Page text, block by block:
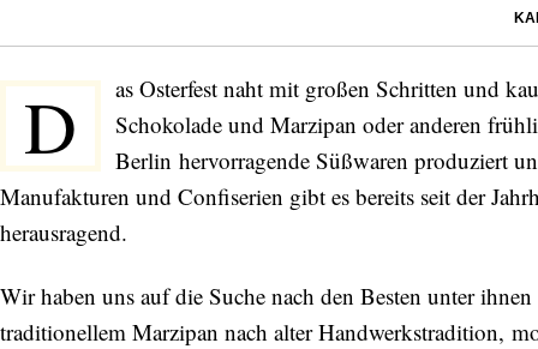
D
as Osterfest naht mit großen Schritten und
Schokolade und Marzipan oder anderen
Berlin hervorragende Süßwaren produziert
Manufakturen und Confiserien gibt es bereits seit der
herausragend.
Wir haben uns auf die Suche nach den Besten unter
traditionellem Marzipan nach alter Handwerkstradition,